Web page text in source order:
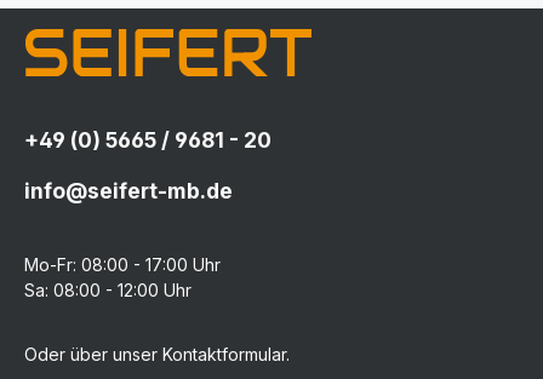
+49 (0) 5665 / 9681 - 20
info@seifert-mb.de
Mo-Fr: 08:00 - 17:00 Uhr
Sa: 08:00 - 12:00 Uhr
Oder über unser Kontaktformular.